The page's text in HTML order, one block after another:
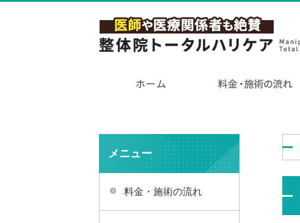
メニュー
料金・施術の流れ